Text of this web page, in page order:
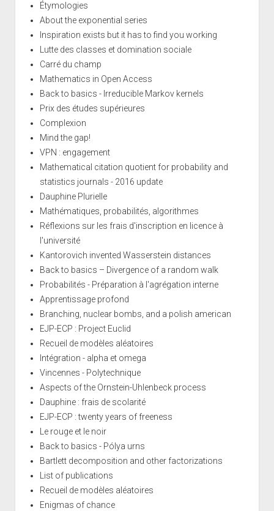
Étymologies
About the exponential series
Inspiration exists but it has to find you working
Lutte des classes et domination sociale
Carré du champ
Mathematics in Open Access
Back to basics - Irreducible Markov kernels
Prix des études supérieures
Complexion
Mind the gap!
VPN : engagement
Mathematical citation quotient for probability and
statistics journals - 2016 update
Dauphine Plurielle
Mathématiques, probabilités, algorithmes
Réflexions sur les frais d'inscription en licence à
l'université
Kantorovich invented Wasserstein distances
Back to basics – Divergence of a random walk
Probabilités - Préparation à l'agrégation interne
Apprentissage profond
Branching, nuclear bombs, and a polish american
EJP-ECP : Project Euclid
Recueil de modèles aléatoires
Intégration - alpha et omega
Vincennes - Polytechnique
Aspects of the Ornstein-Uhlenbeck process
Dauphine : frais de scolarité
EJP-ECP : twenty years of freeness
Le rouge et le noir
Back to basics - Pólya urns
Bartlett decomposition and other factorizations
List of publications
Recueil de modèles aléatoires
Enigmas of chance